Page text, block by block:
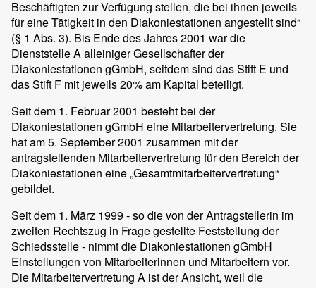
Beschäftigten zur Verfügung stellen, die bei ihnen jeweils
für eine Tätigkeit in den Diakoniestationen angestellt sind“
(§ 1 Abs. 3). Bis Ende des Jahres 2001 war die
Dienststelle A alleiniger Gesellschafter der
Diakoniestationen gGmbH, seitdem sind das Stift E und
das Stift F mit jeweils 20% am Kapital beteiligt.
Seit dem 1. Februar 2001 besteht bei der
Diakoniestationen gGmbH eine Mitarbeitervertretung. Sie
hat am 5. September 2001 zusammen mit der
antragstellenden Mitarbeitervertretung für den Bereich der
Diakoniestationen eine „Gesamtmitarbeitervertretung“
gebildet.
Seit dem 1. März 1999 - so die von der Antragstellerin im
zweiten Rechtszug in Frage gestellte Feststellung der
Schiedsstelle - nimmt die Diakoniestationen gGmbH
Einstellungen von Mitarbeiterinnen und Mitarbeitern vor.
Die Mitarbeitervertretung A ist der Ansicht, weil die